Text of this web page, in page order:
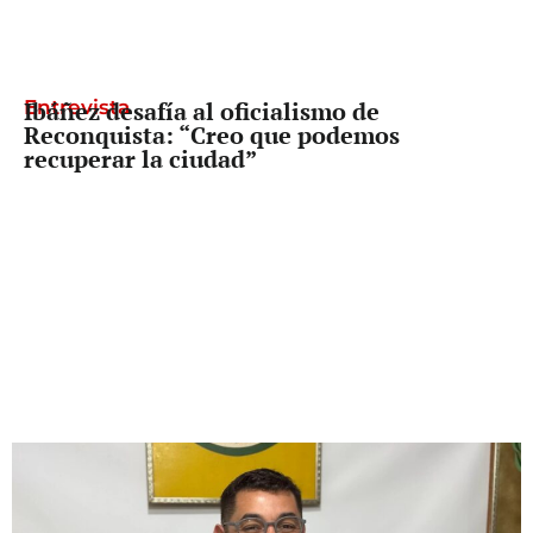
Entrevista
Ibáñez desafía al oficialismo de
Reconquista: “Creo que podemos
recuperar la ciudad”